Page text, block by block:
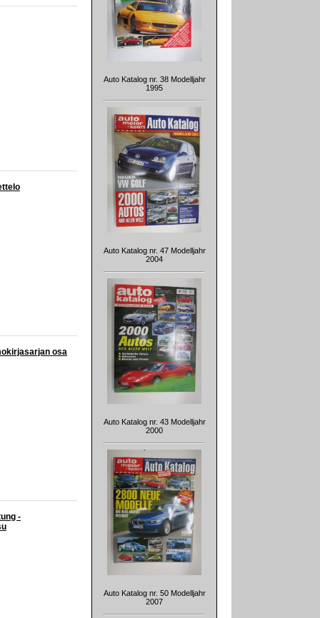
osa
-
Auto Katalog nr. 38 Modelljahr
1995
Auto Katalog nr. 47 Modelljahr
2004
Auto Katalog nr. 43 Modelljahr
2000
Auto Katalog nr. 50 Modelljahr
2007